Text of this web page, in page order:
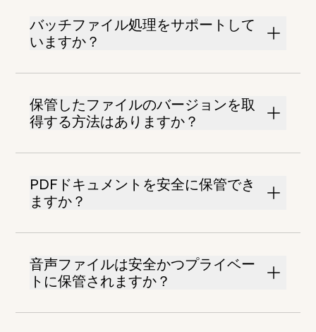
バッチファイル処理をサポートして
いますか？
保管したファイルのバージョンを取
得する方法はありますか？
PDFドキュメントを安全に保管でき
ますか？
音声ファイルは安全かつプライベー
トに保管されますか？